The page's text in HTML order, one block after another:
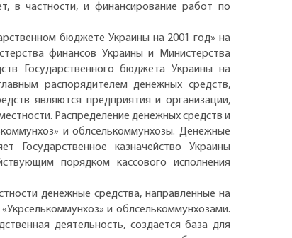
в частности, и финансирование работ по
бюджете Украины на 2001 год» на
финансов Украины и Министерства
Государственного бюджета Украины на
распорядителем денежных средств,
являются предприятия и организации,
Распределение денежных средств и
и облселькоммунхозы. Денежные
Государственное казначейство Украины
порядком кассового исполнения
денежные средства, направленные на
и облселькоммунхозами.
деятельность, создается база для